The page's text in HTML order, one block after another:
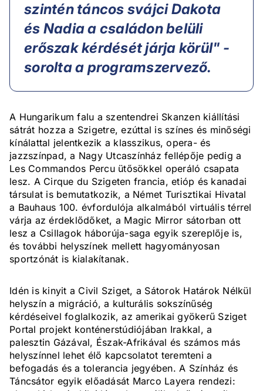
szintén táncos svájci Dakota
és Nadia a családon belüli
erőszak kérdését járja körül" -
sorolta a programszervező.
A Hungarikum falu a szentendrei Skanzen kiállítási
sátrát hozza a Szigetre, ezúttal is színes és minőségi
kínálattal jelentkezik a klasszikus, opera- és
jazzszínpad, a Nagy Utcaszínház fellépője pedig a
Les Commandos Percu ütősökkel operáló csapata
lesz. A Cirque du Szigeten francia, etióp és kanadai
társulat is bemutatkozik, a Német Turisztikai Hivatal
a Bauhaus 100. évfordulója alkalmából virtuális térrel
várja az érdeklődőket, a Magic Mirror sátorban ott
lesz a Csillagok háborúja-saga egyik szereplője is,
és további helyszínek mellett hagyományosan
sportzónát is kialakítanak.
Idén is kinyit a Civil Sziget, a Sátorok Határok Nélkül
helyszín a migráció, a kulturális sokszínűség
kérdéseivel foglalkozik, az amerikai gyökerű Sziget
Portal projekt konténerstúdiójában Irakkal, a
palesztin Gázával, Észak-Afrikával és számos más
helyszínnel lehet élő kapcsolatot teremteni a
befogadás és a tolerancia jegyében. A Színház és
Táncsátor egyik előadását Marco Layera rendezi: